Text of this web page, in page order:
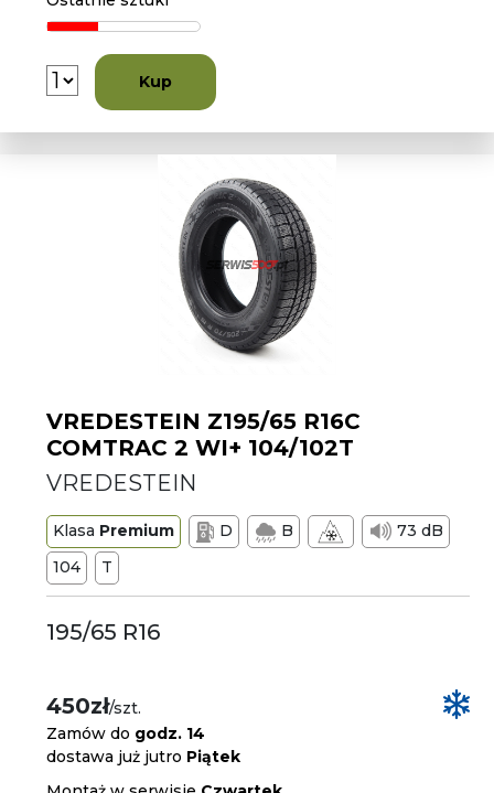
Kup
VREDESTEIN Z195/65 R16C
COMTRAC 2 WI+ 104/102T
VREDESTEIN
Klasa Premium D B
73 dB
104
T
195/65 R16
450zł/szt.
Zamów do godz. 14
dostawa już jutro Piątek